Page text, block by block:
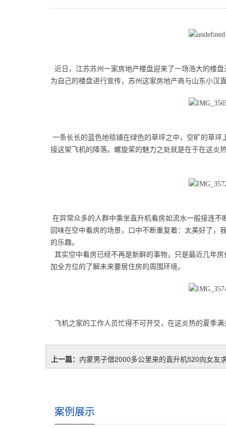
近日，江苏苏州一家房地产楼盘迎来了一场浩大的楼
为自己的楼盘进行宣传，苏州这家房地产商与山东小汉
一条长长的蓝色地毯铺在绿色的草坪之中，空旷的草
接这架飞机的降落。螺旋桨的魅力之处就是在于在这炎
在异常众多的人群中乘坐直升机看房如流水一般接连
回味在空中看房的场景，口中不断重复着：太美好了
的乐趣。
其实空中看房已经不再是新鲜的事物，只是最近几年
加全方位的了解未来要居住房的周围环境。
飞机之家的工作人员忙得不可开交，在这炎热的夏季
上一篇： 内蒙男子借2000多公里来的直升机520向女友
案例展示